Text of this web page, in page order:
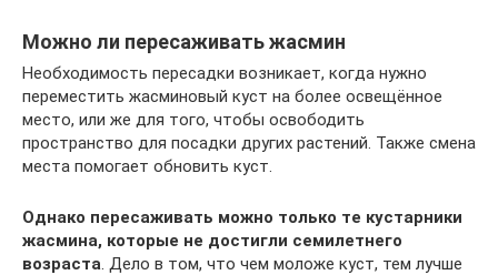
Можно ли пересаживать жасмин
Необходимость пересадки возникает, когда нужно
переместить жасминовый куст на более освещённое
место, или же для того, чтобы освободить
пространство для посадки других растений. Также смена
места помогает обновить куст.
Однако пересаживать можно только те кустарники
жасмина, которые не достигли семилетнего
возраста . Дело в том, что чем моложе куст, тем лучше